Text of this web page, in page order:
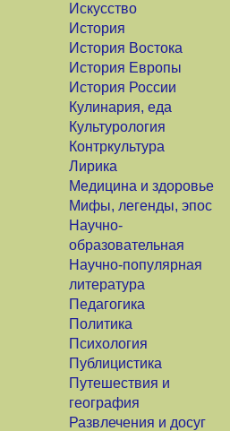
Искусство
История
История Востока
История Европы
История России
Кулинария, еда
Культурология
Контркультура
Лирика
Медицина и здоровье
Мифы, легенды, эпос
Научно-
образовательная
Научно-популярная
литература
Педагогика
Политика
Психология
Публицистика
Путешествия и
география
Развлечения и досуг